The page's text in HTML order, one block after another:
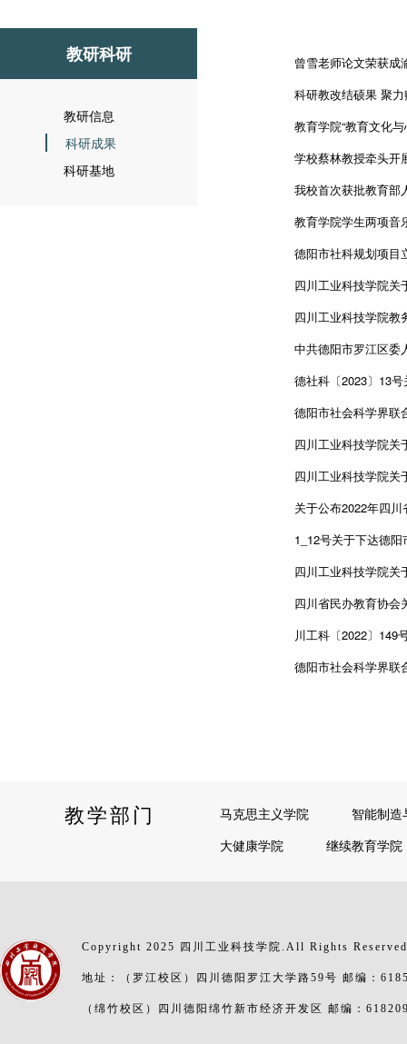
教研科研
教研信息
科研成果
科研基地
曾雪老师论文荣获成
科研教改结硕果 聚
教育学院“教育文化
学校蔡林教授牵头开
我校首次获批教育部
教育学院学生两项音
德阳市社科规划项目
四川工业科技学院关
四川工业科技学院教
中共德阳市罗江区委
德社科〔2023〕13
德阳市社会科学界联
四川工业科技学院关
四川工业科技学院关
关于公布2022年四
1_12号关于下达德阳
四川工业科技学院关
四川省民办教育协会
川工科〔2022〕149
德阳市社会科学界联
教学部门 马克思主义学院
智能制造
大健康学院
继续教育学院
Copyright 2025 四川工业科技学院.All Rights
地址：（罗江校区）四川德阳罗江大学路59号 邮编：
（绵竹校区）四川德阳绵竹新市经济开发区 邮编：